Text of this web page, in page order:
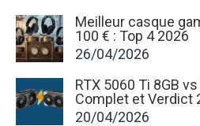
Meilleur casque
100 € : Top 4 2026
26/04/2026
RTX 5060 Ti 8GB
Complet et Verdict
20/04/2026